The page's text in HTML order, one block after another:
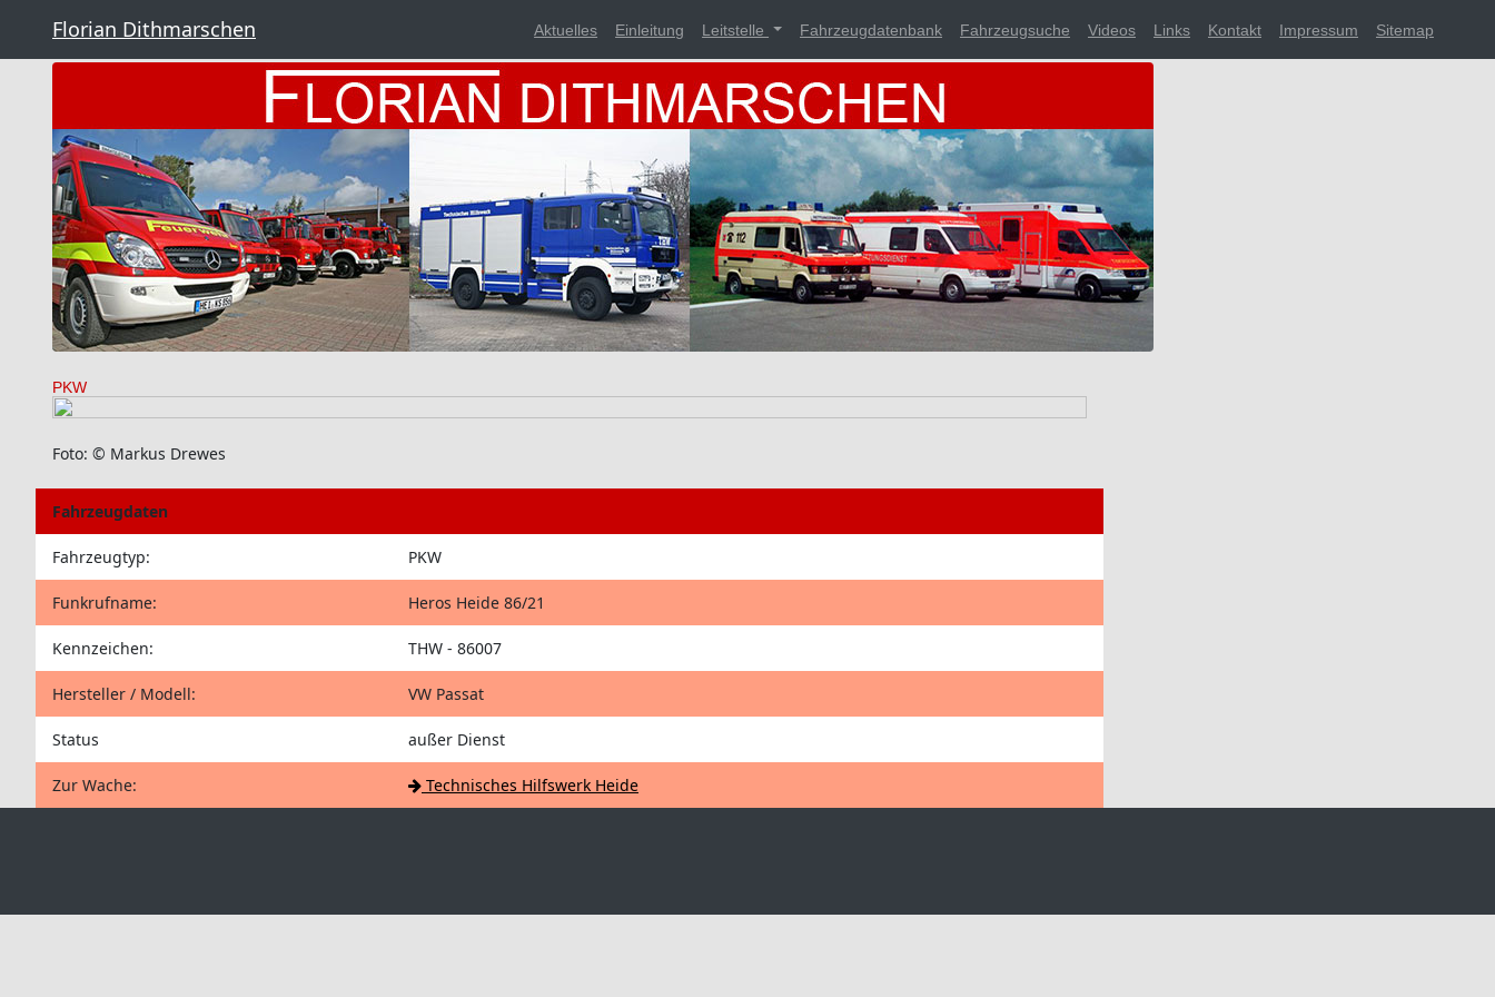
Florian Dithmarschen Aktuelles Einleitung Leitstelle Fahrzeugdatenbank Fahrzeugsuche Videos Links Kontakt Impressum Sitemap
PKW
Foto: © Markus Drewes
Fahrzeugdaten
Fahrzeugtyp: PKW
Funkrufname: Heros Heide 86/21
Kennzeichen: THW - 86007
Hersteller / Modell: VW Passat
Status außer Dienst
Zur Wache: Technisches Hilfswerk Heide